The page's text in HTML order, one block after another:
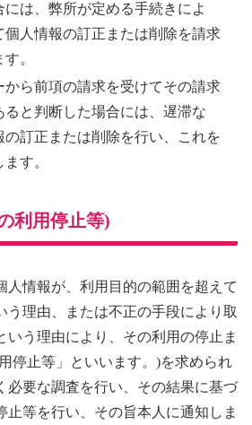
は、弊所が定める手続きによ
個人情報の訂正または削除を請求
。
から前項の請求を受けてその請求
ると判断した場合には、遅滞な
の訂正または削除を行い、これを
す。
利用停止等)
人情報が、利用目的の範囲を超えて
う理由、または不正の手段により取
いう理由により、その利用の停止ま
停止等」といいます。)を求められ
必要な調査を行い、その結果に基づ
止等を行い、その旨本人に通知しま